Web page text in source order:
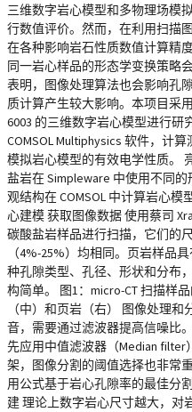
三维数字岩心模型和多物理场模
行数值评价。然而，在利用扫描
在各种影响岩石性质数值计算精
同一岩心样品的形态学变换策略
表明，图像处理算法也会影响孔
质计算产生较大影响。本项目采
6003 的三维数字岩心模型进行研
COMSOL Multiphysics 软件，计
模拟岩心模型的有效电学性质。
盐岩在 Simpleware 中使用不同
观结构在 COMSOL 中计算岩心
心建模 获取图像数据 使用蔡司
碳酸盐岩样品进行扫描，它们的
（4%-25%）均相同。页岩样品
种孔隙类型、孔径、形状和分布
构简单。 图1：micro-CT 扫描样
（中）和页岩（右） 图像处理
音，需要通过滤波器提高信噪比
先应用中值滤波器（Median
架，图像分割的阈值选择也非常
用公式基于岩心孔隙率的最佳分
建 理论上数字岩心尺寸越大，对